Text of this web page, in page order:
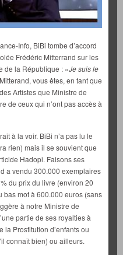
Info, BiBi tombe d’accord
Frédéric Mitterrand sur les
de la République : «Je suis le
vous êtes, en tant que
Artistes que Ministre de
de ceux qui n’ont pas accès à
à la voir. BiBi n’a pas lu le
rien) mais il se souvient que
Hadopi. Faisons ses
a vendu 300.000 exemplaires
du prix du livre (environ 20
bas mot à 600.000 euros (sans
à notre Ministre de
partie de ses royalties à
la Prostitution d’enfants ou
connaît bien) ou ailleurs.